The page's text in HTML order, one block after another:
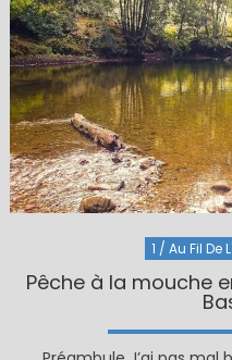
1 / Au Fil De
Pêche à la mouche